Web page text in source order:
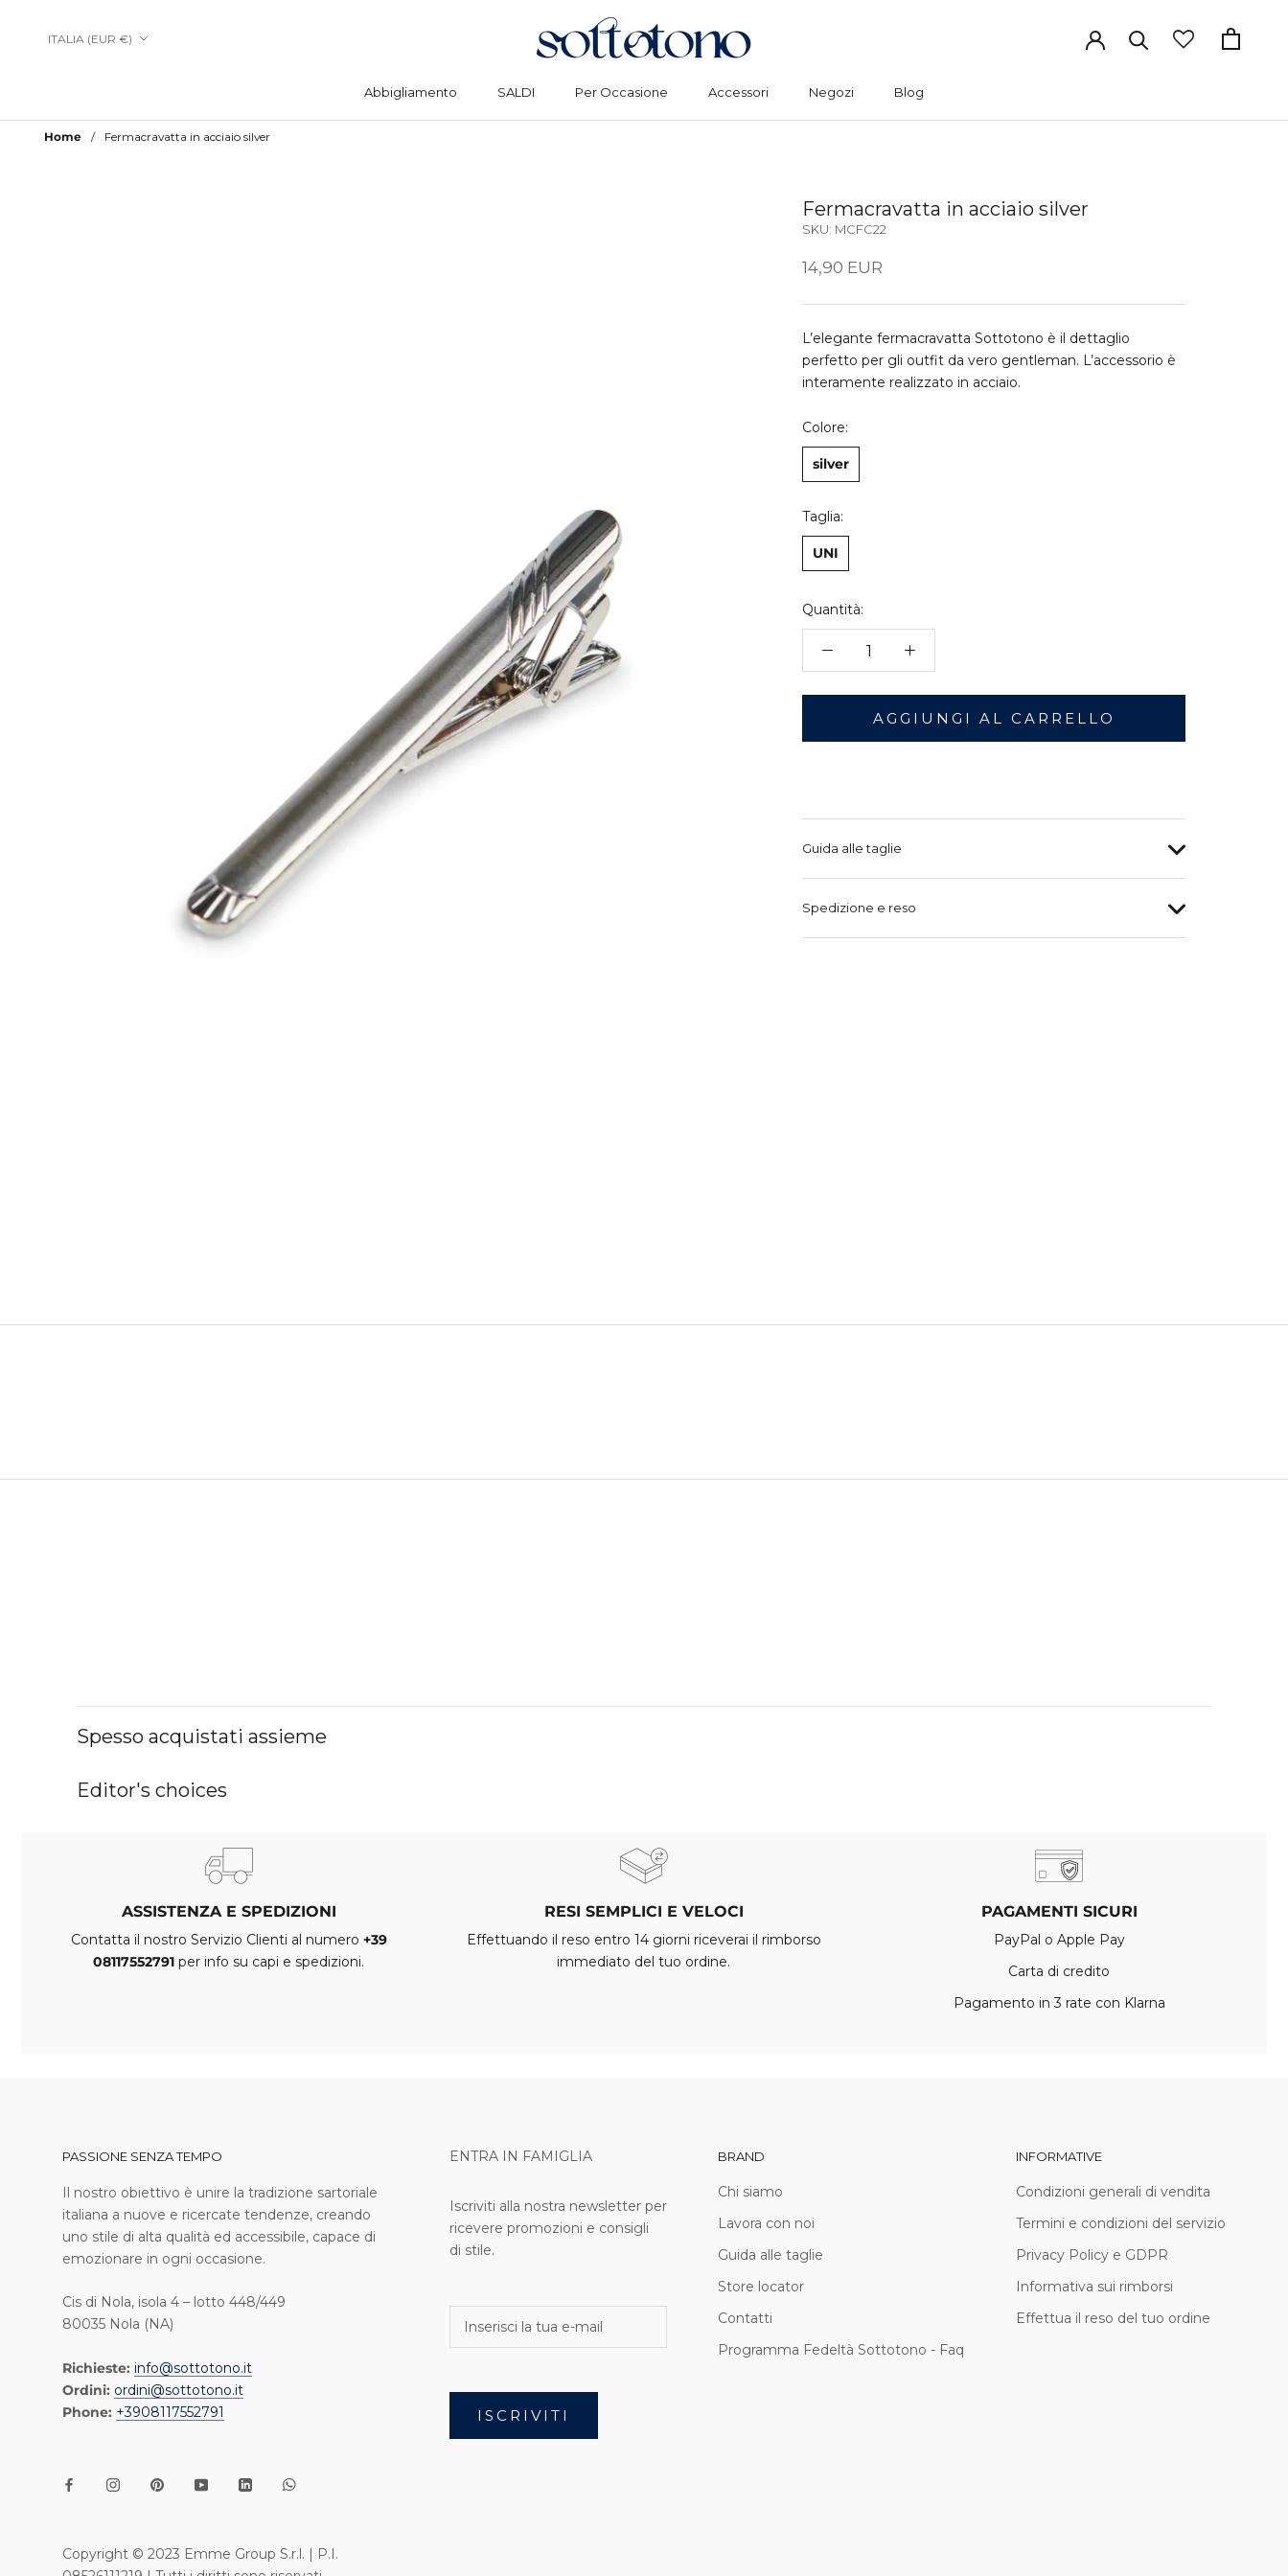
Abbigliamento
SALDI
Per Occasione
Accessori
Negozi
Blog
Paese/Area
ITALIA (EUR €)
Home Fermacravatta in acciaio silver
Fermacravatta in acciaio silver
SKU: MCFC22
14,90 EUR
L’elegante fermacravatta Sottotono è il dettaglio
perfetto per gli outfit da vero gentleman. L’accessorio è
interamente realizzato in acciaio.
Colore:
silver
Taglia:
UNI
Quantità:
AGGIUNGI AL CARRELLO
Guida alle taglie
Spedizione e reso
Spesso acquistati assieme
Editor's choices
ASSISTENZA E SPEDIZIONI
Contatta il nostro Servizio Clienti al numero +39
08117552791per info su capi e spedizioni.
RESI SEMPLICI E VELOCI
Effettuando il reso entro 14 giorni riceverai il rimborso
immediato del tuo ordine.
PAGAMENTI SICURI
PayPal o Apple Pay
Carta di credito
Pagamento in 3 rate con Klarna
PASSIONE SENZA TEMPO
I l nostro obiettivo è unire la tradizione sartoriale
italiana a nuove e ricercate tendenze, creando
uno stile di alta qualità ed accessibile, capace di
emozionare in ogni occasione.
Cis di Nola, isola 4 – lotto 448/449
80035 Nola (NA)
Richieste: info@sottotono.it
Ordini: ordini@sottotono.it
Phone: +3908117552791
ENTRA IN FAMIGLIA
Iscriviti alla nostra newsletter per
ricevere promozioni e consigli
di stile.
ISCRIVITI
BRAND
Chi siamo
Lavora con noi
Guida alle taglie
Store locator
Contatti
Programma Fedeltà Sottotono - Faq
INFORMATIVE
Condizioni generali di vendita
Termini e condizioni del servizio
Privacy Policy e GDPR
Informativa sui rimborsi
Effettua il reso del tuo ordine
Copyright © 2023 Emme Group S.r.l. | P.I.